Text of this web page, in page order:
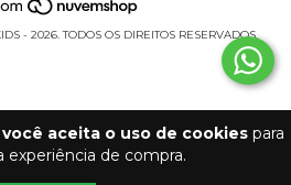
você aceita o uso de cookies para
experiência de compra.
- 2026. TODOS OS DIREITOS RESERVADOS.